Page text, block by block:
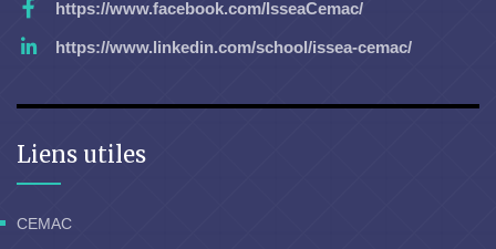
https://www.facebook.com/IsseaCemac/
https://www.linkedin.com/school/issea-cemac/
Liens utiles
CEMAC